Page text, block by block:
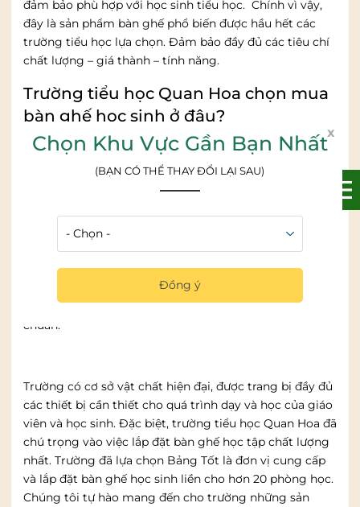
đảm bảo phù hợp với học sinh tiểu học. Chính vì vậy,
đây là sản phẩm bàn ghế phổ biến được hầu hết các
trường tiểu học lựa chọn. Đảm bảo đầy đủ các tiêu chí
chất lượng – giá thành – tính năng.
Trường tiểu học Quan Hoa chọn mua
bàn ghế học sinh ở đâu?
Trường tiểu học Quan Hoa nằm tại số 447 Nguyễn
Khang, phường Quan Hoa, quận Cầu Giấy, Hà Nội. Đây
là ngôi trường tiểu học có bề dày lịch sử. Trong dạy
học, trường luôn chú trọng việc đổi mới phương pháp,
bồi dưỡng cho các em phương pháp tự học, kĩ năng
vận dụng kiến thức vào thực tiễn. Bên cạnh những buổi
học chính khóa, nhà trường tổ chức các Câu Lạc bộ và
những hoạt động ngoại khoá bổ ích để nâng cao sự
hiểu biết cho học sinh.Đến nay, 100% cán bộ – giáo viên
của trường Tiểu học Quan Hoa đều đạt trình độ trên
chuẩn.
Trường có cơ sở vật chất hiện đại, được trang bị đầy đủ
các thiết bị cần thiết cho quá trình dạy và học của giáo
viên và học sinh. Đặc biệt, trường tiểu học Quan Hoa đã
chú trọng vào việc lắp đặt bàn ghế học tập chất lượng
nhất. Trường đã lựa chọn Bảng Tốt là đơn vị cung cấp
và lắp đặt bàn ghế học sinh liền cho hơn 20 phòng học.
Chúng tôi tự hào mang đến cho trường những sản
x
Chọn Khu Vực Gần Bạn Nhất
(BẠN CÓ THỂ THAY ĐỔI LẠI SAU)
Đồng ý